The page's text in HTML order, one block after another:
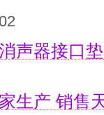
声器接口
生产 销售